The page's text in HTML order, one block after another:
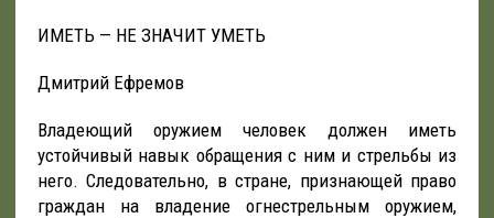
ИМЕТЬ — НЕ ЗНАЧИТ УМЕТЬ
Дмитрий Ефремов
Владеющий оружием человек должен иметь
устойчивый навык обращения с ним и стрельбы из
него. Следовательно, в стране, признающей право
граждан на владение огнестрельным оружием,